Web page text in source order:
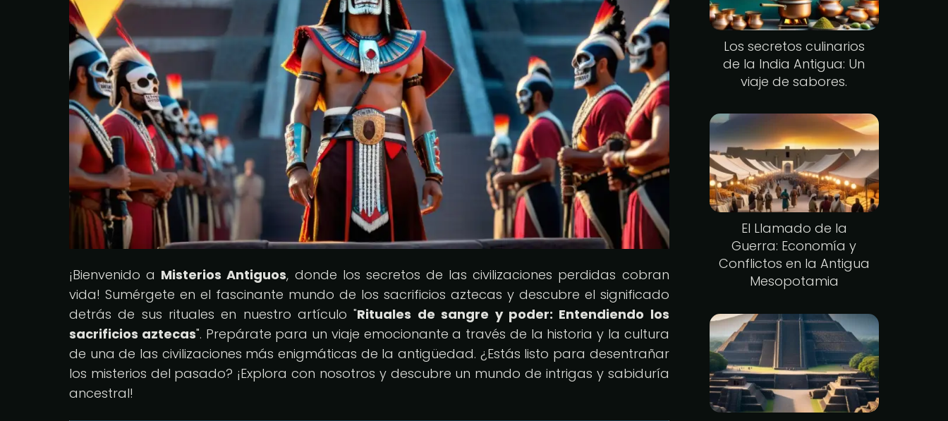
¡Bienvenido a Misterios Antiguos, donde los secretos de las civilizaciones perdidas cobran
vida! Sumérgete en el fascinante mundo de los sacrificios aztecas y descubre el significado
detrás de sus rituales en nuestro artículo "Rituales de sangre y poder: Entendiendo los
sacrificios aztecas". Prepárate para un viaje emocionante a través de la historia y la cultura
de una de las civilizaciones más enigmáticas de la antigüedad. ¿Estás listo para desentrañar
los misterios del pasado? ¡Explora con nosotros y descubre un mundo de intrigas y sabiduría
ancestral!
Los secretos culinarios
de la India Antigua: Un
viaje de sabores.
El Llamado de la
Guerra: Economía y
Conflictos en la Antigua
Mesopotamia